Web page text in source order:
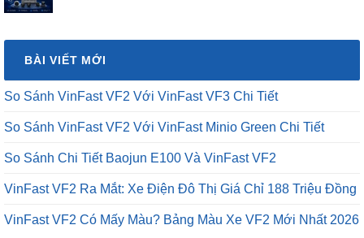
₫16,500,000.là:
BÀI VIẾT MỚI
So Sánh VinFast VF2 Với VinFast VF3 Chi Tiết
So Sánh VinFast VF2 Với VinFast Minio Green Chi Tiết
So Sánh Chi Tiết Baojun E100 Và VinFast VF2
VinFast VF2 Ra Mắt: Xe Điện Đô Thị Giá Chỉ 188 Triệu Đồng
VinFast VF2 Có Mấy Màu? Bảng Màu Xe VF2 Mới Nhất 2026